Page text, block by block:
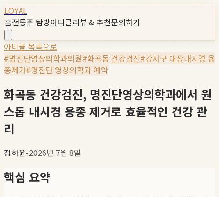
LOYAL
홈전통주 탐방아티클리뷰 & 추천문의하기
아티클 목록으로
#명진단영상의학과의원#화곡동 건강검진#강서구 대장내시경 용
종제거#명진단 영상의학과 예약
화곡동 건강검진, 명진단영상의학과에서 원
스톱 내시경 용종 제거로 효율적인 건강 관
리
정하윤•2026년 7월 8일
핵심 요약